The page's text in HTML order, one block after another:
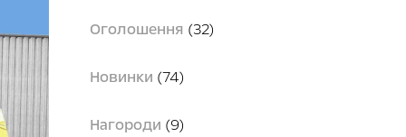
Оголошення (32)
Новинки (74)
Нагороди (9)